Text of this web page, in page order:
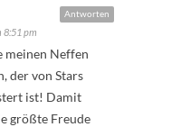
Antworten
8:51 pm
meinen Neffen
der von Stars
ist! Damit
größte Freude